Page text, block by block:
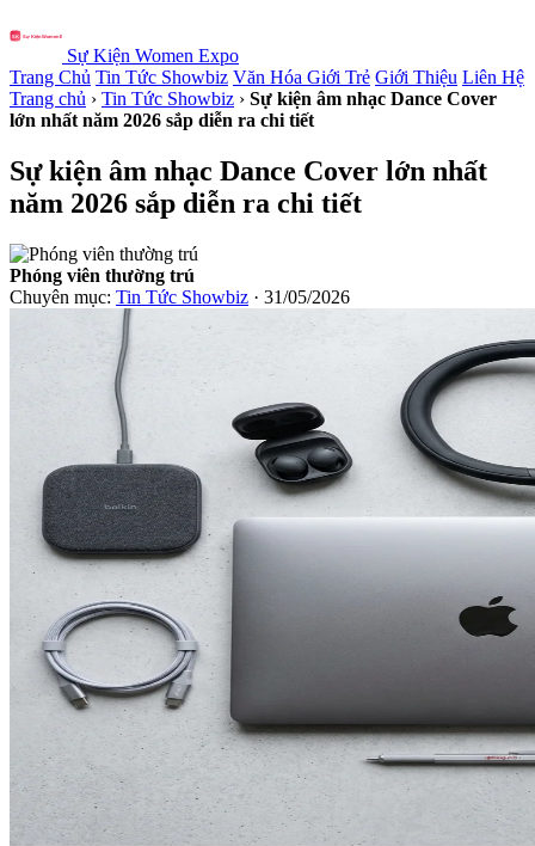
Sự Kiện Women Expo
Trang Chủ Tin Tức Showbiz Văn Hóa Giới Trẻ Giới Thiệu Liên Hệ
Trang chủ › Tin Tức Showbiz › Sự kiện âm nhạc Dance Cover
lớn nhất năm 2026 sắp diễn ra chi tiết
Sự kiện âm nhạc Dance Cover lớn nhất
năm 2026 sắp diễn ra chi tiết
Phóng viên thường trú
Chuyên mục: Tin Tức Showbiz · 31/05/2026